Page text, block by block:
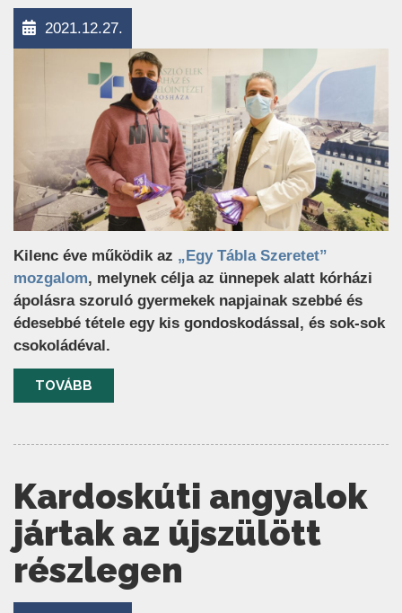
2021.12.27.
Kilenc éve működik az „Egy Tábla Szeretet”
mozgalom, melynek célja az ünnepek alatt kórházi
ápolásra szoruló gyermekek napjainak szebbé és
édesebbé tétele egy kis gondoskodással, és sok-sok
csokoládéval.
TOVÁBB
Kardoskúti angyalok
jártak az újszülött
részlegen